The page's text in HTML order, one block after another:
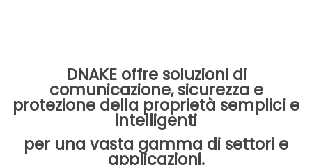
DNAKE offre soluzioni di
comunicazione, sicurezza e
protezione della proprietà semplici e
intelligenti
per una vasta gamma di settori e
applicazioni.